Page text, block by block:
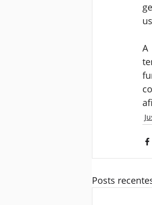
A
Posts